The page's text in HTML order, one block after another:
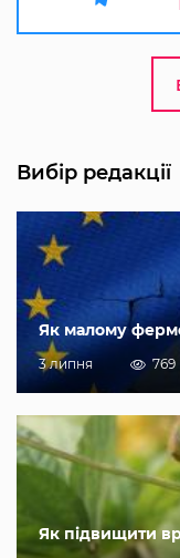
Вибір редакції
Як малому
3 липня 769
Як підвищити